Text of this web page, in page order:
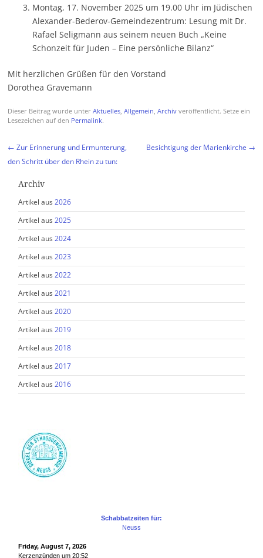
Montag, 17. November 2025 um 19.00 Uhr im Jüdischen
Alexander-Bederov-Gemeindezentrum: Lesung mit Dr.
Rafael Seligmann aus seinem neuen Buch „Keine
Schonzeit für Juden – Eine persönliche Bilanz“
Mit herzlichen Grüßen für den Vorstand
Dorothea Gravemann
Dieser Beitrag wurde unter Aktuelles, Allgemein Archivveröffentlicht. Setze ein
Lesezeichen auf den Permalink.
Beitragsnavigation
← Zur Erinnerung und Ermunterung,
den Schritt über den Rhein zu tun:
Besichtigung der Marienkirche →
Archiv
Artikel aus2026
Artikel aus2025
Artikel aus2024
Artikel aus2023
Artikel aus2022
Artikel aus2021
Artikel aus2020
Artikel aus2019
Artikel aus2018
Artikel aus2017
Artikel aus2016
Schabbatzeiten für:
Neuss
Friday, August 7, 2026
Kerzenzünden um 20:52